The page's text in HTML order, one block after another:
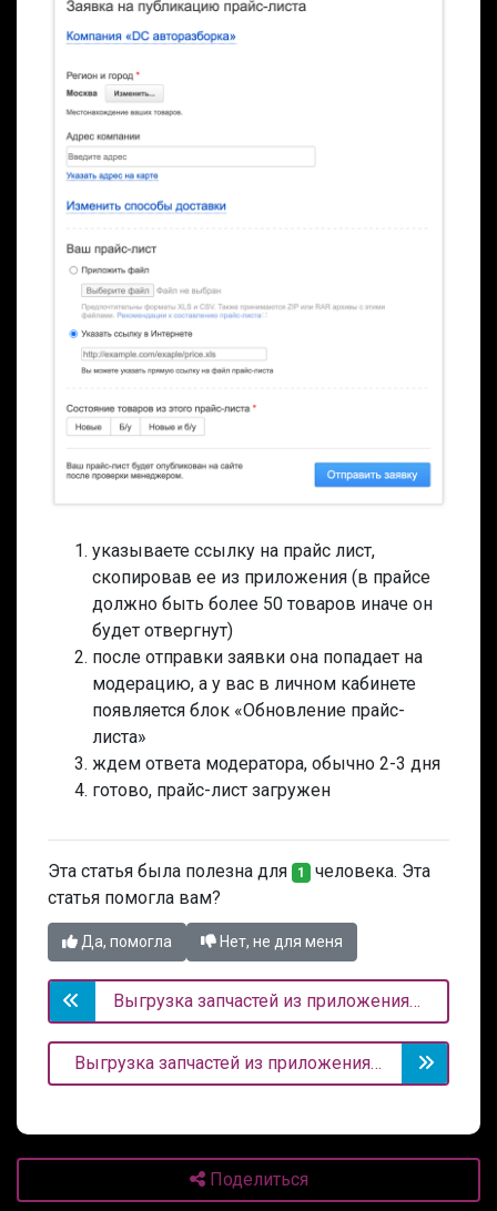
указываете ссылку на прайс лист,
скопировав ее из приложения (в прайсе
должно быть более 50 товаров иначе он
будет отвергнут)
после отправки заявки она попадает на
модерацию, а у вас в личном кабинете
появляется блок «Обновление прайс-
листа»
ждем ответа модератора, обычно 2-3 дня
готово, прайс-лист загружен
Эта статья была полезна для 1 человека. Эта
статья помогла вам?
Да, помогла Нет, не для меня
Выгрузка запчастей из приложения на Авито
Выгрузка запчастей из приложения на Юлу
Поделиться